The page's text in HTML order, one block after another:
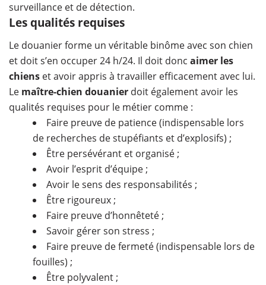
surveillance et de détection.
Les qualités requises
Le douanier forme un véritable binôme avec son chien
et doit s’en occuper 24 h/24. Il doit donc aimer les
chiens et avoir appris à travailler efficacement avec lui.
Le maître-chien douanier doit également avoir les
qualités requises pour le métier comme :
Faire preuve de patience (indispensable lors
de recherches de stupéfiants et d’explosifs) ;
Être persévérant et organisé ;
Avoir l’esprit d’équipe ;
Avoir le sens des responsabilités ;
Être rigoureux ;
Faire preuve d’honnêteté ;
Savoir gérer son stress ;
Faire preuve de fermeté (indispensable lors de
fouilles) ;
Être polyvalent ;